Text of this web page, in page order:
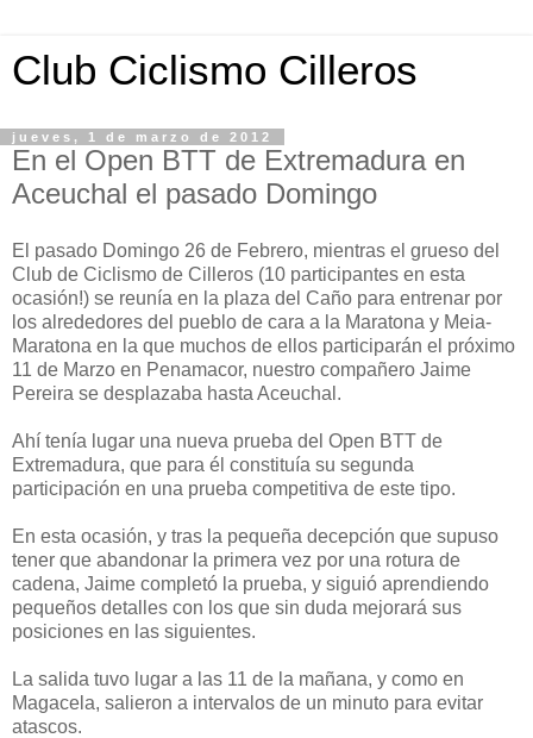
Club Ciclismo Cilleros
jueves, 1 de marzo de 2012
En el Open BTT de Extremadura en
Aceuchal el pasado Domingo
El pasado Domingo 26 de Febrero, mientras el grueso del
Club de Ciclismo de Cilleros (10 participantes en esta
ocasión!) se reunía en la plaza del Caño para entrenar por
los alrededores del pueblo de cara a la Maratona y Meia-
Maratona en la que muchos de ellos participarán el próximo
11 de Marzo en Penamacor, nuestro compañero Jaime
Pereira se desplazaba hasta Aceuchal.
Ahí tenía lugar una nueva prueba del Open BTT de
Extremadura, que para él constituía su segunda
participación en una prueba competitiva de este tipo.
En esta ocasión, y tras la pequeña decepción que supuso
tener que abandonar la primera vez por una rotura de
cadena, Jaime completó la prueba, y siguió aprendiendo
pequeños detalles con los que sin duda mejorará sus
posiciones en las siguientes.
La salida tuvo lugar a las 11 de la mañana, y como en
Magacela, salieron a intervalos de un minuto para evitar
atascos.